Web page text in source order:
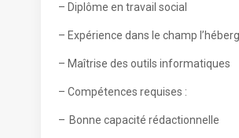
– Diplôme en travail social
– Expérience dans le champ
– Maîtrise des outils informatiques
– Compétences requises :
– Bonne capacité rédactionnelle